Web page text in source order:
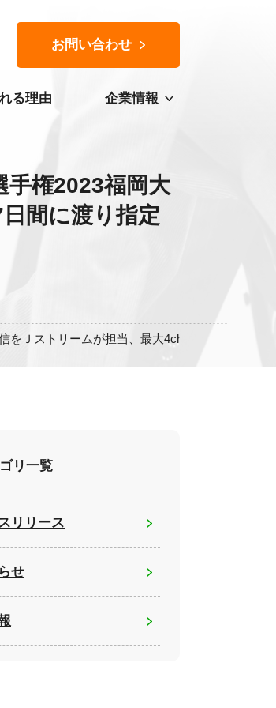
お問い合わせ
る理由 企業情報
手権2023福岡大
間に渡り指定
Ｊストリームが担当、最大4chの映像・音声を
リ一覧
リリース
せ